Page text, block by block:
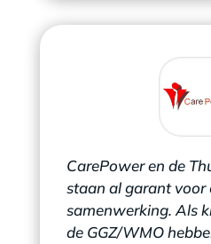
CarePower en de
staan al garant voor
samenwerking. Als
de GGZ/WMO